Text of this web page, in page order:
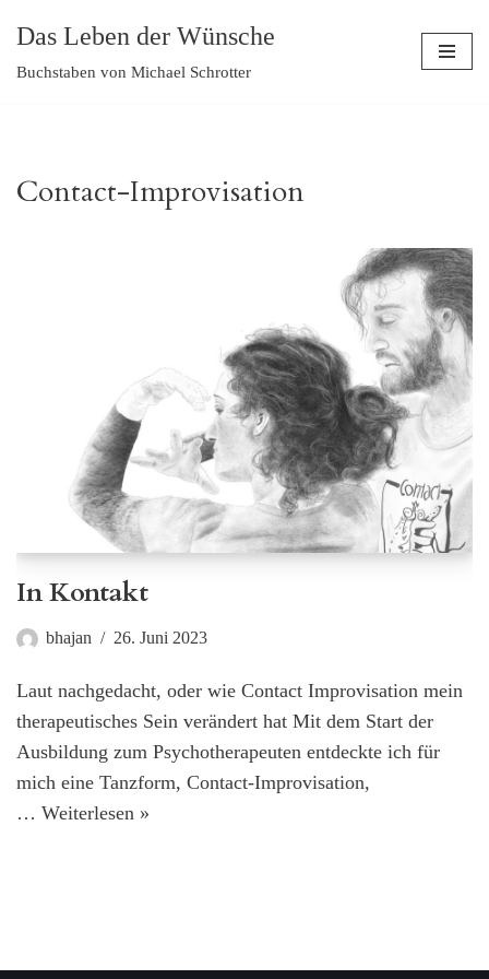
Zum
Das Leben der Wünsche
Buchstaben von Michael Schrotter
Contact-Improvisation
In Kontakt
bhajan 26. Juni 2023
Laut nachgedacht, oder wie Contact Improvisation mein
therapeutisches Sein verändert hat Mit dem Start der
Ausbildung zum Psychotherapeuten entdeckte ich für
mich eine Tanzform, Contact-Improvisation,
… Weiterlesen »